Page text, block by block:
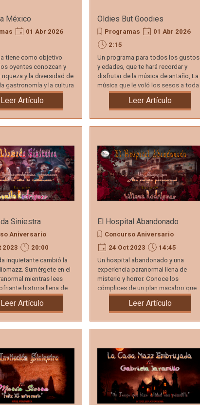
México
01 Abr 2026
tiene como objetivo
oyentes conozcan y
riqueza y la diversidad de
gastronomía y la cultura
Leer Artículo
Oldies But Goodies
Programas
01 Abr 2026
2:15
Un programa para todos los gustos
y edades, que te hará recordar y
disfrutar de la música de antaño, La
música que le voló los sesos a toda
una generación.
Leer Artículo
Siniestra
Aniversario
2023
20:00
inquietante cambió la
Sumérgete en el
mientras lees
historia llena de
Leer Artículo
El Hospital Abandonado
Concurso Aniversario
24 Oct 2023
14:45
Un hospital abandonado y una
experiencia paranormal llena de
misterio y horror. Conoce los
cómplices de un plan macabro que
quedó grabado en esas paredes.
Leer Artículo